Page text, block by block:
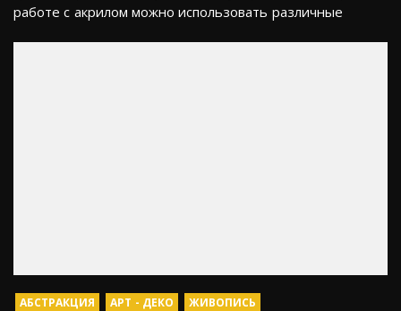
работе с акрилом можно использовать различные
АБСТРАКЦИЯ АРТ - ДЕКО
ЖИВОПИСЬ